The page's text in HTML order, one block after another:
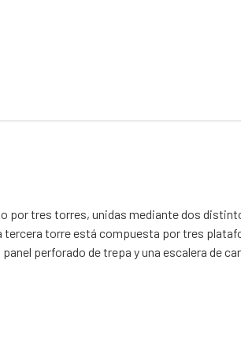
por tres torres, unidas mediante dos
tercera torre está compuesta por tres
panel perforado de trepa y una escalera de